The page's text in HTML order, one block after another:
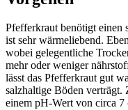
Pfefferkraut benötigt einen
ist sehr wärmeliebend.
wobei gelegentliche
mehr oder weniger
lässt das Pfefferkraut gut
salzhaltige Böden
einem pH-Wert von circa 7